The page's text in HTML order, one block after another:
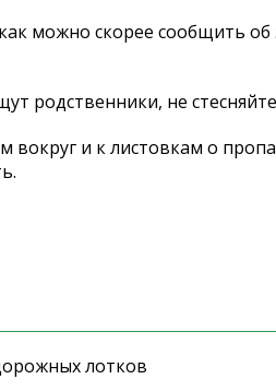
можно скорее сообщить
родственники, не
вокруг и к листовкам о
лотков